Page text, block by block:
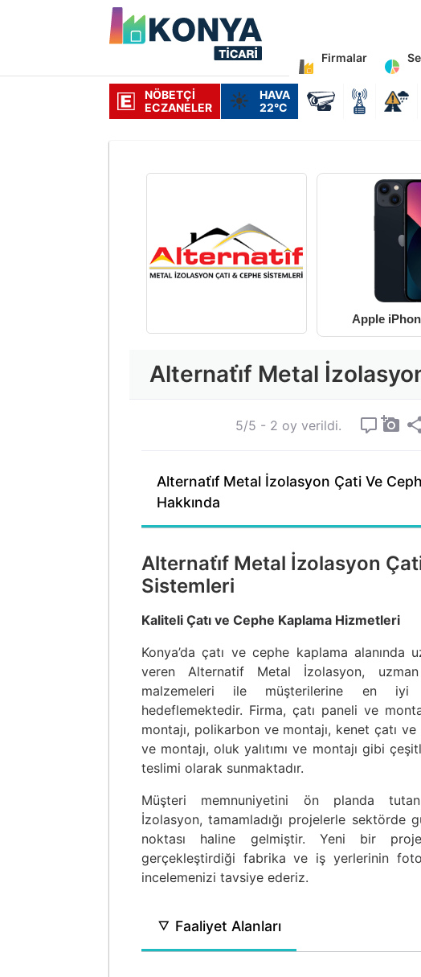
Firmalar
NÖBETÇI
ECZANELER
☀️
HAVA
22°C
Apple
Alternati̇f Metal
5/5 - 2 oy verildi.
Alternati̇f Metal İzolasyon Çati Ve
Hakkında
Alternati̇f Metal İzolasyon
Sistemleri
Kaliteli Çatı ve Cephe Kaplama Hizmetleri
Konya’da çatı ve cephe kaplama alanında
veren Alternatif Metal İzolasyon,
malzemeleri ile müşterilerine en iyi
hedeflemektedir. Firma, çatı paneli ve
montajı, polikarbon ve montajı, kenet çatı ve
ve montajı, oluk yalıtımı ve montajı gibi
teslimi olarak sunmaktadır.
Müşteri memnuniyetini ön planda
İzolasyon, tamamladığı projelerle sektörde
noktası haline gelmiştir. Yeni bir
gerçekleştirdiği fabrika ve iş yerlerinin
incelemenizi tavsiye ederiz.
Faaliyet Alanları